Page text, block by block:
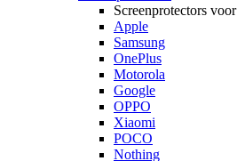
Screenprotectors voor
Apple
Samsung
OnePlus
Motorola
Google
OPPO
Xiaomi
POCO
Nothing